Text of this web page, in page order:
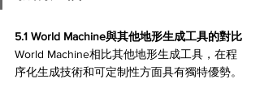
5.1 World Machine與其他地形生成工具的對比
World Machine相比其他地形生成工具，在程
序化生成技術和可定制性方面具有獨特優勢。